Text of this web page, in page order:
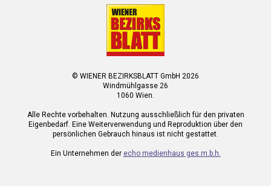
© WIENER BEZIRKSBLATT GmbH 2026
Windmühlgasse 26
1060 Wien.
Alle Rechte vorbehalten. Nutzung ausschließlich für den privaten
Eigenbedarf. Eine Weiterverwendung und Reproduktion über den
persönlichen Gebrauch hinaus ist nicht gestattet.
Ein Unternehmen der echo medienhaus ges.m.b.h.